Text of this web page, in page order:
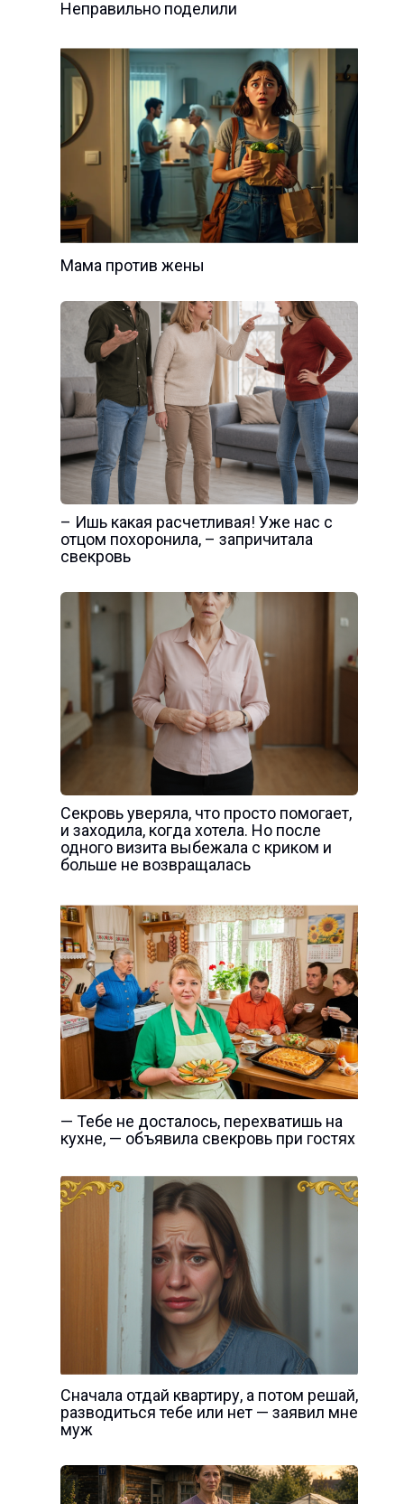
Неправильно поделили
Мама против жены
– Ишь какая расчетливая! Уже нас с
отцом похоронила, – запричитала
свекровь
Секровь уверяла, что просто помогает,
и заходила, когда хотела. Но после
одного визита выбежала с криком и
больше не возвращалась
— Тебе не досталось, перехватишь на
кухне, — объявила свекровь при гостях
Сначала отдай квартиру, а потом решай,
разводиться тебе или нет — заявил мне
муж